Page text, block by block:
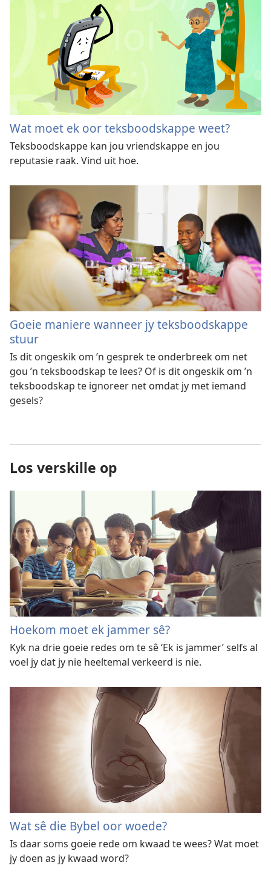
Wat moet ek oor teksboodskappe weet?
Teksboodskappe kan jou vriendskappe en jou
reputasie raak. Vind uit hoe.
Goeie maniere wanneer jy teksboodskappe
stuur
Is dit ongeskik om ’n gesprek te onderbreek om net
gou ’n teksboodskap te lees? Of is dit ongeskik om ’n
teksboodskap te ignoreer net omdat jy met iemand
gesels?
Los verskille op
Hoekom moet ek jammer sê?
Kyk na drie goeie redes om te sê ‘Ek is jammer’ selfs al
voel jy dat jy nie heeltemal verkeerd is nie.
Wat sê die Bybel oor woede?
Is daar soms goeie rede om kwaad te wees? Wat moet
jy doen as jy kwaad word?